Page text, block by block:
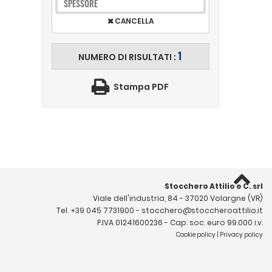
SPESSORE
CANCELLA
NUMERO DI RISULTATI :1
Stampa PDF
Stocchero Attilio e C. srl
Viale dell'industria, 84 - 37020 Volargne (VR)
Tel. +39 045 7731900- stocchero@stoccheroattilio.it
P.IVA 01241600236 - Cap. soc. euro 99.000 i.v.
Cookie policy | Privacy policy